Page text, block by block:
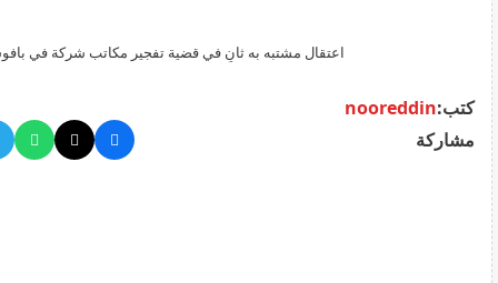
اعتقال مشتبه به ثانٍ في قضية تفجير مكاتب شركة في
كتب:nooreddin
مشاركة